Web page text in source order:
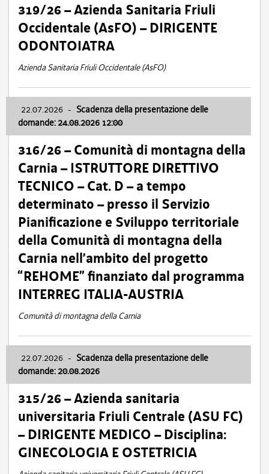
319/26 – Azienda Sanitaria Friuli
Occidentale (AsFO) – DIRIGENTE
ODONTOIATRA
Azienda Sanitaria Friuli Occidentale (AsFO)
22.07.2026 - Scadenza della presentazione delle
domande: 24.08.2026 12:00
316/26 – Comunità di montagna della
Carnia – ISTRUTTORE DIRETTIVO
TECNICO – Cat. D – a tempo
determinato – presso il Servizio
Pianificazione e Sviluppo territoriale
della Comunità di montagna della
Carnia nell’ambito del progetto
“REHOME” finanziato dal programma
INTERREG ITALIA-AUSTRIA
Comunità di montagna della Carnia
22.07.2026 - Scadenza della presentazione delle
domande: 20.08.2026
315/26 – Azienda sanitaria
universitaria Friuli Centrale (ASU FC)
– DIRIGENTE MEDICO – Disciplina:
GINECOLOGIA E OSTETRICIA